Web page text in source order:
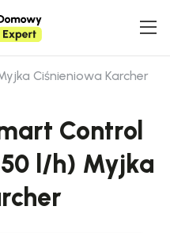
Ciśnieniowa Karcher
Control
l/h) Myjka